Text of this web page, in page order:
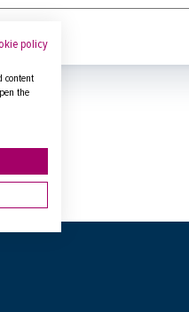
policy
content
the